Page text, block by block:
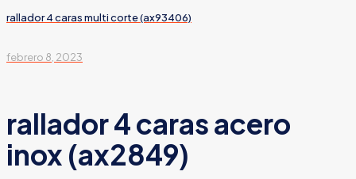
rallador 4 caras multi corte (ax93406)
febrero 8, 2023
rallador 4 caras acero
inox (ax2849)